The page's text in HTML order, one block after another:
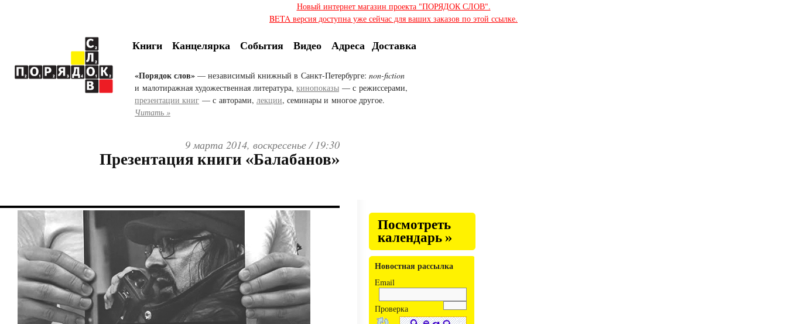
Новый интернет магазин проекта "ПОРЯДОК СЛОВ".
BETA версия доступна уже сейчас для ваших заказов по этой ссылке.
Книги Канцелярка События Видео Адреса Доставка
«Порядок слов» — независимый книжный в Санкт-Петербурге: non-fiction
и малотиражная художественная литература, кинопоказы — с режиссерами,
презентации книг — с авторами, лекции, семинары и многое другое.
Читать »
9 марта 2014, воскресенье /19:30
Презентация книги «Балабанов»
Посмотреть
календарь »
Новостная рассылка
Email
Проверка